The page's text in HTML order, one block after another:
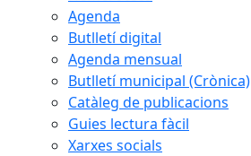
Agenda
Butlletí digital
Agenda mensual
Butlletí municipal (Crònica)
Catàleg de publicacions
Guies lectura fàcil
Xarxes socials